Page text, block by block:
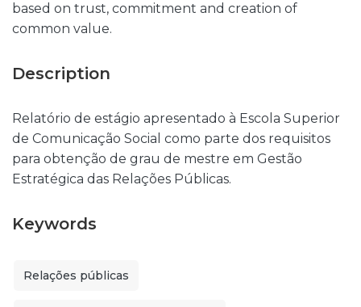
based on trust, commitment and creation of
common value.
Description
Relatório de estágio apresentado à Escola Superior
de Comunicação Social como parte dos requisitos
para obtenção de grau de mestre em Gestão
Estratégica das Relações Públicas.
Keywords
Relações públicas